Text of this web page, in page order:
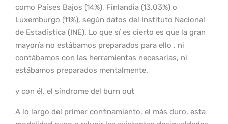
como Países Bajos (14%), Finlandia (13,03%) o
Luxemburgo (11%), según datos del Instituto Nacional
de Estadística (INE). Lo que sí es cierto es que la gran
mayoría no estábamos preparados para ello , ni
contábamos con las herramientas necesarias, ni
estábamos preparados mentalmente.
y con él, el síndrome del burn out
A lo largo del primer confinamiento, el más duro, esta